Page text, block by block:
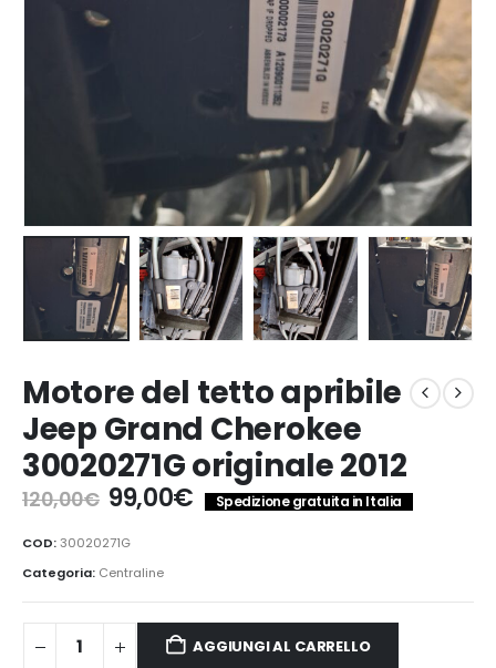
Motore del tetto apribile
Jeep Grand Cherokee
30020271G originale 2012
120,00€ Il
prezzo
originale
era:
120,00€.
99,00€Il
prezzo
99,00€.
Spedizione gratuita in Italia
COD:30020271G
Categoria: Centraline
AGGIUNGI AL CARRELLO